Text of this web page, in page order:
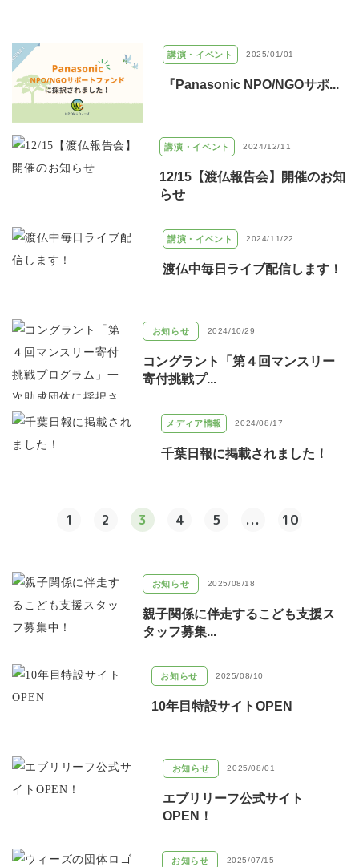
講演・イベント 2025/01/01
『Panasonic NPO/NGOサポ...
講演・イベント 2024/12/11
12/15【渡仏報告会】開催のお知
らせ
講演・イベント 2024/11/22
渡仏中毎日ライブ配信します！
お知らせ 2024/10/29
コングラント「第４回マンスリー
寄付挑戦プ...
メディア情報 2024/08/17
千葉日報に掲載されました！
1 2 3 4 5 ... 10
お知らせ 2025/08/18
親子関係に伴走するこども支援ス
タッフ募集...
お知らせ 2025/08/10
10年目特設サイトOPEN
お知らせ 2025/08/01
エブリリーフ公式サイト
OPEN！
お知らせ 2025/07/15